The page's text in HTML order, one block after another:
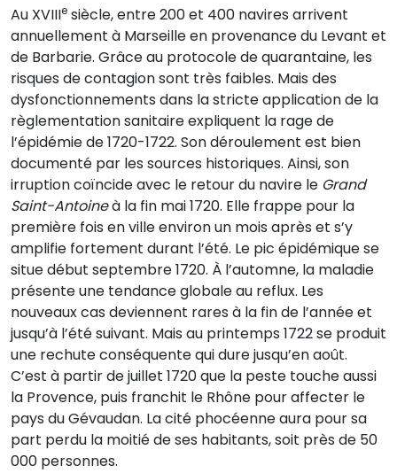
Au XVIIIe siècle, entre 200 et 400 navires arrivent
annuellement à Marseille en provenance du Levant et
de Barbarie. Grâce au protocole de quarantaine, les
risques de contagion sont très faibles. Mais des
dysfonctionnements dans la stricte application de la
règlementation sanitaire expliquent la rage de
l’épidémie de 1720-1722. Son déroulement est bien
documenté par les sources historiques. Ainsi, son
irruption coïncide avec le retour du navire le Grand
Saint-Antoineà la fin mai 1720. Elle frappe pour la
première fois en ville environ un mois après et s’y
amplifie fortement durant l’été. Le pic épidémique se
situe début septembre 1720. À l’automne, la maladie
présente une tendance globale au reflux. Les
nouveaux cas deviennent rares à la fin de l’année et
jusqu’à l’été suivant. Mais au printemps 1722 se produit
une rechute conséquente qui dure jusqu’en août.
C’est à partir de juillet 1720 que la peste touche aussi
la Provence, puis franchit le Rhône pour affecter le
pays du Gévaudan. La cité phocéenne aura pour sa
part perdu la moitié de ses habitants, soit près de 50
000 personnes.